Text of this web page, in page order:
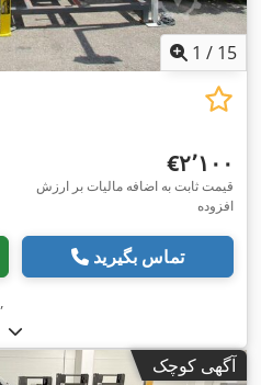
1 / 15
‎€۲٬۱۰۰
قیمت ثابت به اضافه مالیات بر ارزش
افزوده
تماس بگیرید
,
آگهی کوچک